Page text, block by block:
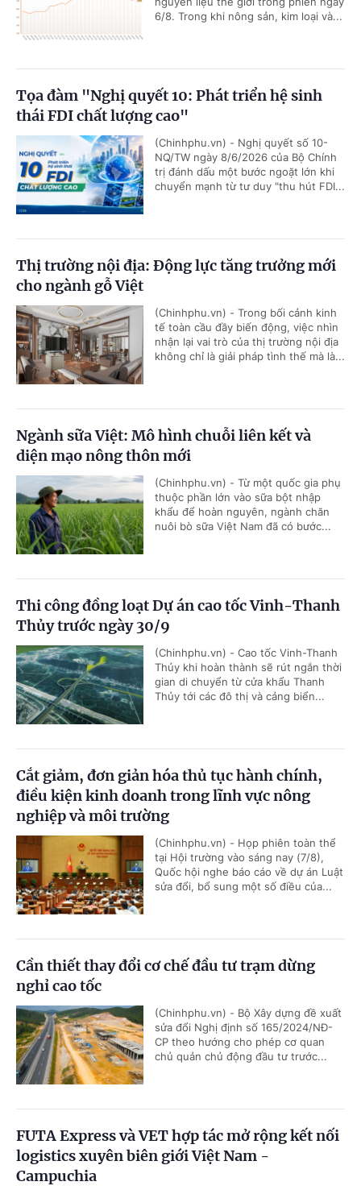
6/8. Trong khi nông sản, kim loại và...
Tọa đàm "Nghị quyết 10: Phát triển hệ sinh
thái FDI chất lượng cao"
(Chinhphu.vn) - Nghị quyết số 10-
NQ/TW ngày 8/6/2026 của Bộ Chính
trị đánh dấu một bước ngoặt lớn khi
chuyển mạnh từ tư duy "thu hút FDI...
Thị trường nội địa: Động lực tăng trưởng mới
cho ngành gỗ Việt
(Chinhphu.vn) - Trong bối cảnh kinh
tế toàn cầu đầy biến động, việc nhìn
nhận lại vai trò của thị trường nội địa
không chỉ là giải pháp tình thế mà là...
Ngành sữa Việt: Mô hình chuỗi liên kết và
diện mạo nông thôn mới
(Chinhphu.vn) - Từ một quốc gia phụ
thuộc phần lớn vào sữa bột nhập
khẩu để hoàn nguyên, ngành chăn
nuôi bò sữa Việt Nam đã có bước...
Thi công đồng loạt Dự án cao tốc Vinh-Thanh
Thủy trước ngày 30/9
(Chinhphu.vn) - Cao tốc Vinh-Thanh
Thủy khi hoàn thành sẽ rút ngắn thời
gian di chuyển từ cửa khẩu Thanh
Thủy tới các đô thị và cảng biển...
Cắt giảm, đơn giản hóa thủ tục hành chính,
điều kiện kinh doanh trong lĩnh vực nông
nghiệp và môi trường
(Chinhphu.vn) - Họp phiên toàn thể
tại Hội trường vào sáng nay (7/8),
Quốc hội nghe báo cáo về dự án Luật
sửa đổi, bổ sung một số điều của...
Cần thiết thay đổi cơ chế đầu tư trạm dừng
nghỉ cao tốc
(Chinhphu.vn) - Bộ Xây dựng đề xuất
sửa đổi Nghị định số 165/2024/NĐ-
CP theo hướng cho phép cơ quan
chủ quản chủ động đầu tư trước...
FUTA Express và VET hợp tác mở rộng kết nối
logistics xuyên biên giới Việt Nam -
Campuchia